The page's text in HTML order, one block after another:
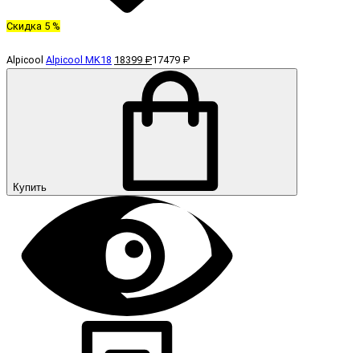
Скидка 5 %
Alpicool Alpicool MK18 18399 ₽17479 ₽
Купить